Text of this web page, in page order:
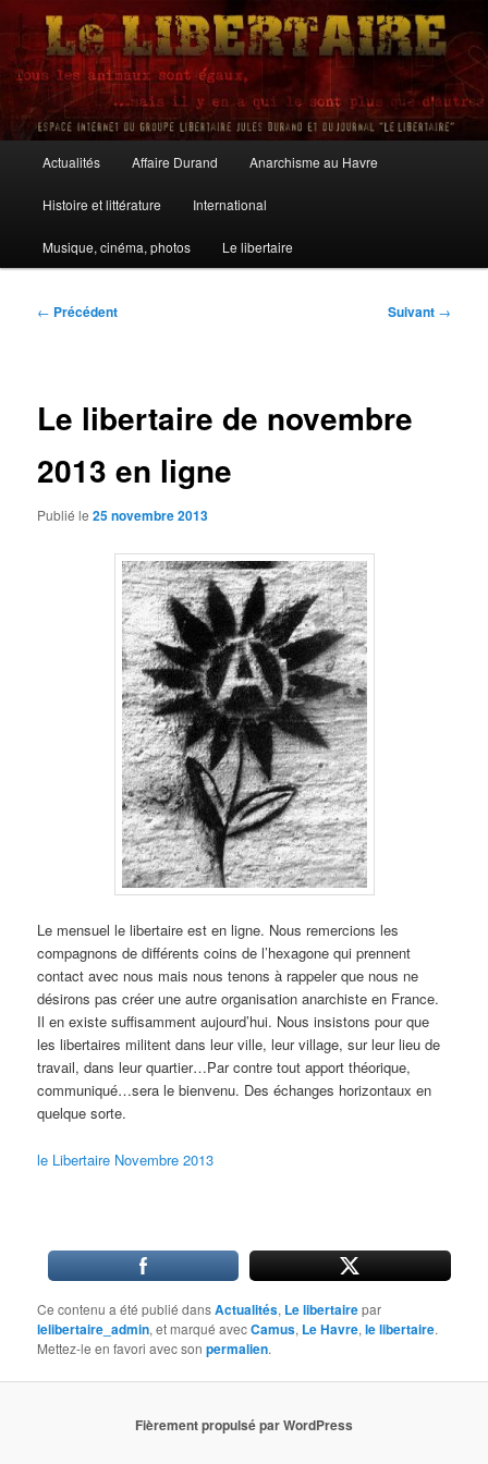
Aller
contenu
principalLe Libertaire
principal
Actualités Affaire Durand Anarchisme au Havre
Histoire et littérature International
Musique, cinéma, photos Le libertaire
Navigation
← Précédent Suivant →
Le libertaire de novembre
2013 en ligne
Publié le25 novembre 2013
Le mensuel le libertaire est en ligne. Nous remercions les
compagnons de différents coins de l’hexagone qui prennent
contact avec nous mais nous tenons à rappeler que nous ne
désirons pas créer une autre organisation anarchiste en France.
Il en existe suffisamment aujourd’hui. Nous insistons pour que
les libertaires militent dans leur ville, leur village, sur leur lieu de
travail, dans leur quartier…Par contre tout apport théorique,
communiqué…sera le bienvenu. Des échanges horizontaux en
quelque sorte.
le Libertaire Novembre 2013
Ce contenu a été publié dansActualités, Le libertairepar
lelibertaire_admin, et marqué avecCamus, Le Havre,le libertaire.
Mettez-le en favori avec sonpermalien.
Fièrement propulsé par WordPress